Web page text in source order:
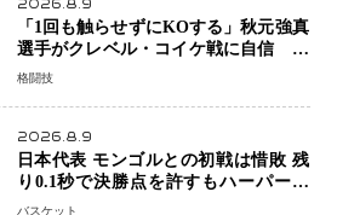
2026.8.9
「1回も触らせずにKOする」秋元強真
選手がクレベル・コイケ戦に自信 青
木真也と2カ月の寝技対策「引き込ま
格闘技
2026.8.9
日本代表 モンゴルとの初戦は惜敗 残
り0.1秒で決勝点を許すもハーパージ
ュニア15得点 カーク18得点と存在感
バスケット